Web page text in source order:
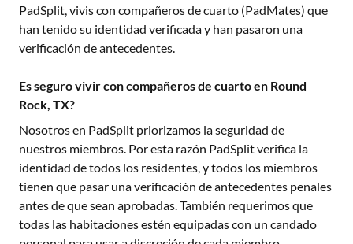
PadSplit, vivis con compañeros de cuarto (PadMates) que
han tenido su identidad verificada y han pasaron una
verificación de antecedentes.
Es seguro vivir con compañeros de cuarto en Round
Rock, TX?
Nosotros en PadSplit priorizamos la seguridad de
nuestros miembros. Por esta razón PadSplit verifica la
identidad de todos los residentes, y todos los miembros
tienen que pasar una verificación de antecedentes penales
antes de que sean aprobadas. También requerimos que
todas las habitaciones estén equipadas con un candado